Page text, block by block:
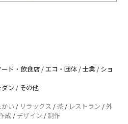
ード・飲食店 / エコ・団体 / 士業 / ショ
ダン / その他
い / リラックス / 茶 / レストラン /外
成 / デザイン / 制作